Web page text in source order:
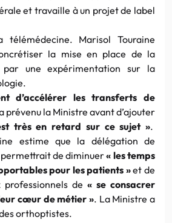
et travaille à un projet de label
télémédecine. Marisol Touraine
la mise en place de la
par une expérimentation sur la
d’accélérer les transferts de
prévenu la Ministre avant d’ajouter
très en retard sur ce sujet ».
estime que la délégation de
de diminuer« les temps
pour les patients »et de
de « se consacrer
cœur de métier ». La Ministre a
orthoptistes.